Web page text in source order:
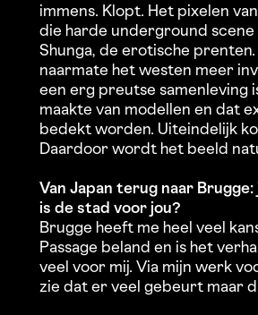
immens. Klopt. Het pixelen
die harde underground scene
Shunga, de erotische
naarmate het westen meer
een erg preutse samenleving
maakte van modellen en dat
bedekt worden. Uiteindelijk
Daardoor wordt het beeld
Van Japan terug naar
is de stad voor jou?
Brugge heeft me heel veel
Passage beland en is het
veel voor mij. Via mijn werk
zie dat er veel gebeurt maar